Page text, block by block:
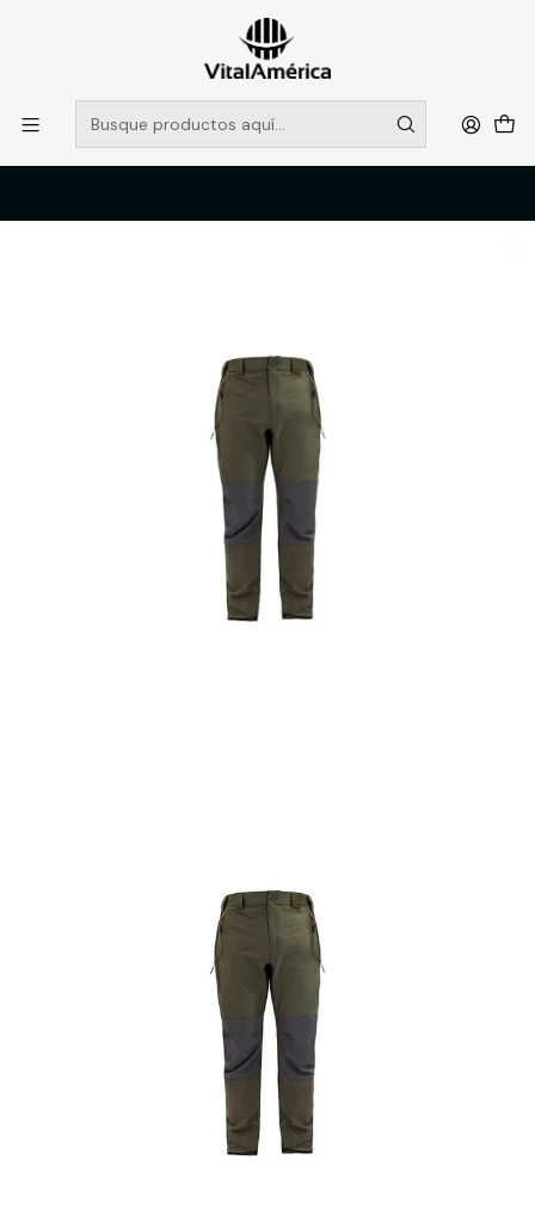
POR SISTEMA FRONTAL SOLO RETIROS EN TIENDA, DESDE
MUCHAS GRACIAS +569 5956 2237
Leer más
Catálogo
VESTIMENTA TECNICA Y CORPORATIVA
PANTALONES DE TRABAJO
PANTALON HW NAHUEL HOMBRE VERDE OLIVA L